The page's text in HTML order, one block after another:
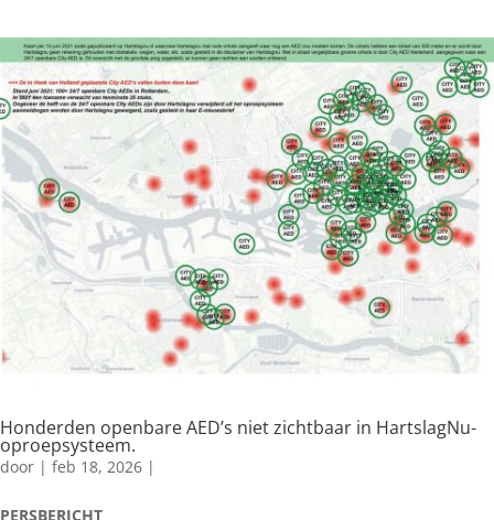
Honderden openbare AED’s niet zichtbaar in HartslagNu-
oproepsysteem.
door | feb 18, 2026 |
PERSBERICHT